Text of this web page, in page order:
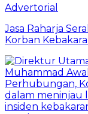
Advertorial
Jasa Raharja
Korban